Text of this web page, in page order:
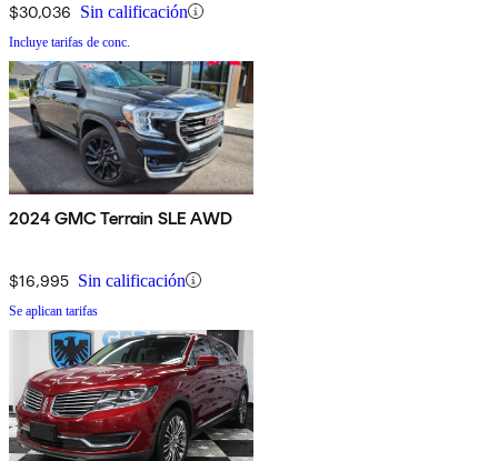
$30,036 Sin calificación
Incluye tarifas de conc.
2024 GMC Terrain SLE AWD
$16,995 Sin calificación
Se aplican tarifas